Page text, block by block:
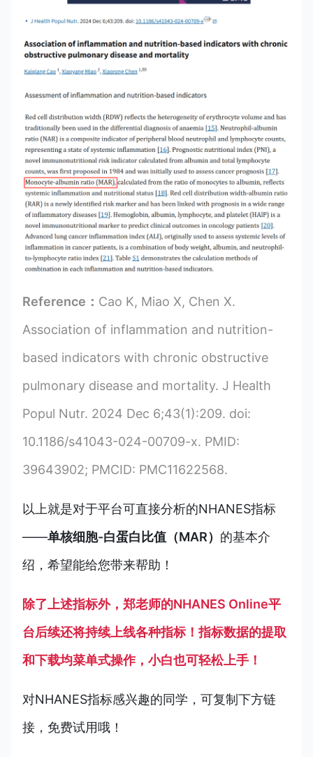
Reference： Cao K, Miao X, Chen X.
Association of inflammation and nutrition-
based indicators with chronic obstructive
pulmonary disease and mortality. J Health
Popul Nutr. 2024 Dec 6;43(1):209. doi:
10.1186/s41043-024-00709-x. PMID:
39643902; PMCID: PMC11622568.
以上就是对于平台可直接分析的NHANES指标
——单核细胞-白蛋白比值（MAR） 的基本介
绍，希望能给您带来帮助！
除了上述指标外，郑老师的NHANES Online平
台后续还将持续上线各种指标！指标数据的提取
和下载均菜单式操作，小白也可轻松上手！
对NHANES指标感兴趣的同学，可复制下方链
接，免费试用哦！